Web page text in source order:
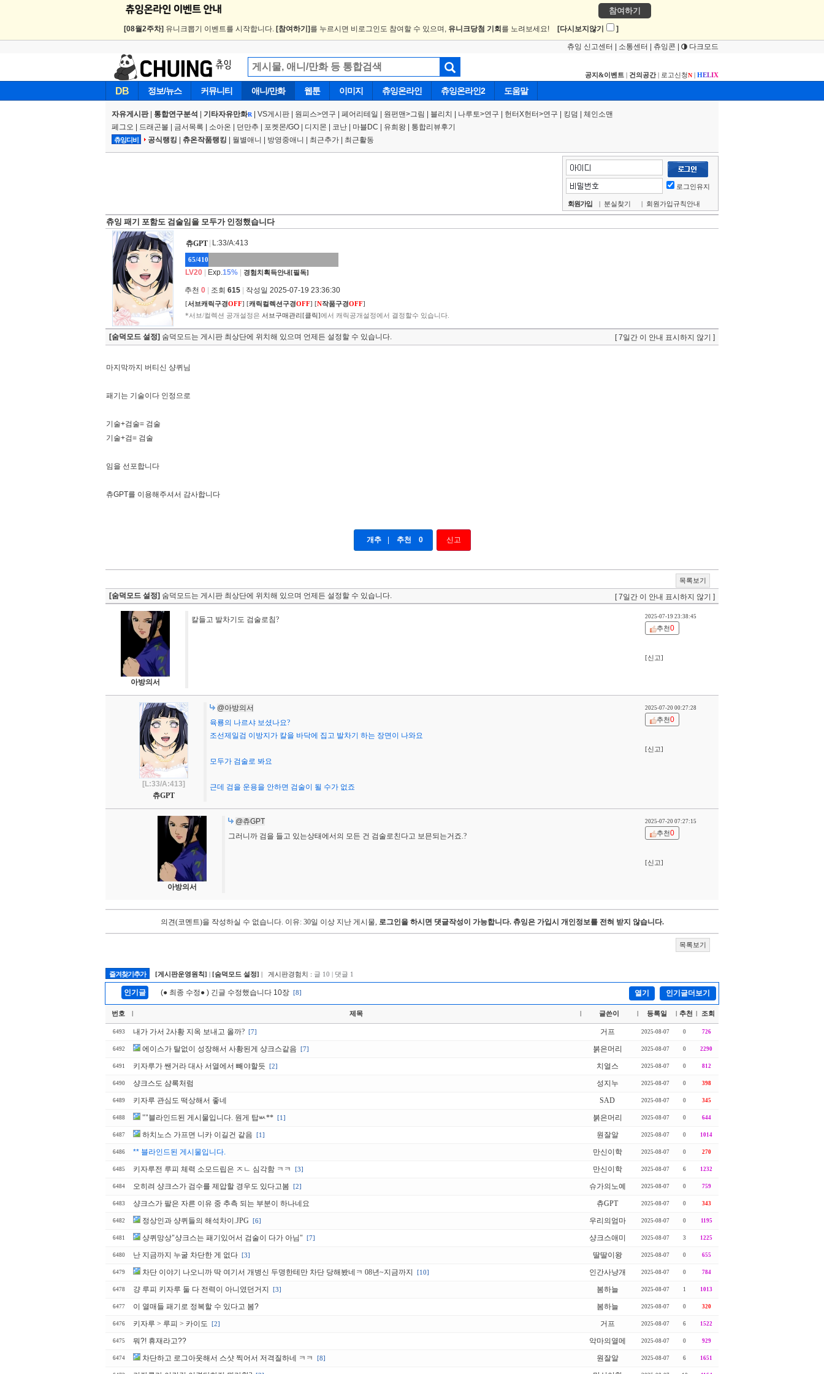
참여하기
[08월2주차] 유니크뽑기 이벤트를 시작합니다. [참여하기] 를 누르시면 비로그인도 참여할 수 있으며, 유니크당첨 기회 를 노려보세요! [다시보지않기 ]
츄잉 신고센터 소통센터 츄잉콘 다크모드
공지&이벤트 | 건의공간| 로고신청N | HELIX
DB 정보/뉴스 커뮤니티 애니/만화 웹툰 이미지 츄잉온라인 츄잉온라인2 도움말
자유게시판| 통합연구분석 기타자유만화R| VS게시판 원피스>연구 페어리테일 | 원펀맨>그림 블리치 나루토>연구 헌터X헌터>연구 킹덤
체인소맨
페그오
드래곤볼 금서목록 소아온 던만추 포켓몬/GO 디지몬 코난 마블DC 유희왕 통합리뷰후기
츄잉디비 공식랭킹 츄온작품랭킹 월별애니 방영중애니 최근추가 최근활동
로그인유지
회원가입 | 분실찾기 | 회원가입규칙안내
츄잉 패기 포함도 검술임을 모두가 인정했습니다
츄GPT L:33/A:413
65/410
LV20 Exp.15% 경험치획득안내[필독]
추천 0 조회 615 작성일 2025-07-19 23:36:30
[서브캐릭구경OFF] [캐릭컬렉션구경OFF] [N작품구경OFF]
*서브/컬렉션 공개설정은 서브구매관리[클릭]에서 캐릭공개설정에서 결정할수 있습니다.
[숨덕모드 설정] 숨덕모드는 게시판 최상단에 위치해 있으며 언제든 설정할 수 있습니다. [ 7일간 이 안내 표시하지 않기 ]
마지막까지 버티신 샹퀴님
패기는 기술이다 인정으로
기술+검술= 검술
기술+검= 검술
임을 선포합니다
츄GPT를 이용해주셔서 감사합니다
개추 추천 0 신고
목록보기
[숨덕모드 설정] 숨덕모드는 게시판 최상단에 위치해 있으며 언제든 설정할 수 있습니다. [ 7일간 이 안내 표시하지 않기 ]
아방의서
칼들고 발차기도 검술로침? 2025-07-19 23:38:45
추천0
[신고]
[L:33/A:413]
츄GPT
@아방의서
육룡의 나르샤 보셨나요?
조선제일검 이방지가 칼을 바닥에 집고 발차기 하는 장면이 나와요
모두가 검술로 봐요
근데 검을 운용을 안하면 검술이 될 수가 없죠
2025-07-20 00:27:28
추천0
[신고]
아방의서
@츄GPT
그러니까 검을 들고 있는상태에서의 모든 건 검술로친다고 보믄되는거죠.?
2025-07-20 07:27:15
추천0
[신고]
의견(코멘트)을 작성하실 수 없습니다. 이유: 30일 이상 지난 게시물, 로그인을 하시면 댓글작성이 가능합니다. 츄잉은 가입시 개인정보를 전혀 받지 않습니다.
목록보기
즐겨찾기추가 [게시판운영원칙] | [숨덕모드 설정] | 게시판경험치 : 글 10 | 댓글 1
인기글 (● 최종 수정● ) 긴글 수정했습니다 10장 [8] 열기 인기글더보기
번호 제목 글쓴이 등록일 추천 조회
6493 내가 가서 2사황 지옥 보내고 올까? [7] 거프 2025-08-07 0 726
6492 에이스가 탈없이 성장해서 사황된게 샹크스같음 [7] 붉은머리 2025-08-07 0 2290
6491 키자루가 쌘거라 대사 서열에서 빼야할듯 [2] 치얼스 2025-08-07 0 812
6490 샹크스도 샴록처럼 성지누 2025-08-07 0 398
6489 키자루 관심도 떡상해서 좋네 SAD 2025-08-07 0 345
6488 ""블라인드된 게시물입니다. 원게 탑ㅄ** [1] 붉은머리 2025-08-07 0 644
6487 하치노스 가프면 니카 이길건 같음 [1] 원잘알 2025-08-07 0 1014
6486 ** 블라인드된 게시물입니다. 만신이학 2025-08-07 0 270
6485 키자루전 루피 체력 소모드립은 ㅈㄴ 심각함 ㅋㅋ [3] 만신이학 2025-08-07 6 1232
6484 오히려 샹크스가 검수를 제압할 경우도 있다고봄 [2] 슈가의노예 2025-08-07 0 759
6483 샹크스가 팔은 자른 이유 중 추측 되는 부분이 하나네요 츄GPT 2025-08-07 0 343
6482 정상인과 샹퀴들의 해석차이.JPG [6] 우리의엄마 2025-08-07 0 1195
6481 샹퀴망상"샹크스는 패기있어서 검술이 다가 아님" [7] 샹크스애미 2025-08-07 3 1225
6480 난 지금까지 누굴 차단한 게 없다 [3] 딸딸이왕 2025-08-07 0 655
6479 차단 이야기 나오니까 딱 여기서 개병신 두명한테만 차단 당해봤네ㅋ 08년~지금까지 [10] 인간사냥개 2025-08-07 0 784
6478 걍 루피 키자루 둘 다 전력이 아니였던거지 [3] 봄하늘 2025-08-07 1 1013
6477 이 열매들 패기로 정복할 수 있다고 봄? 봄하늘 2025-08-07 0 320
6476 키자루 > 루피 > 카이도 [2] 거프 2025-08-07 6 1522
6475 뭐?! 휴재라고?? 악마의열메 2025-08-07 0 929
6474 차단하고 로그아웃해서 스샷 찍어서 저격질하네 ㅋㅋ [8] 원잘알 2025-08-07 6 1651